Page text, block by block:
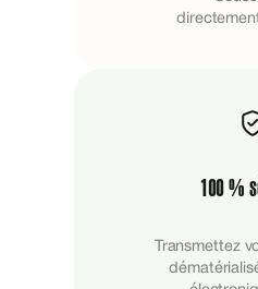
100 %
Transmettez